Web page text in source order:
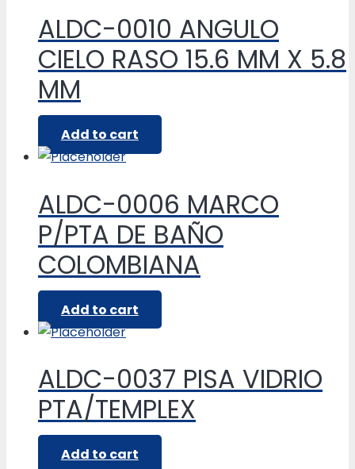
ALDC-0010 ANGULO
CIELO RASO 15.6 MM X 5.8
MM
Add to cart
ALDC-0006 MARCO
P/PTA DE BAÑO
COLOMBIANA
Add to cart
ALDC-0037 PISA VIDRIO
PTA/TEMPLEX
Add to cart